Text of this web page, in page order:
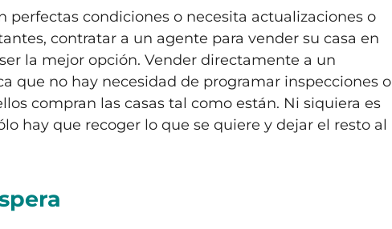
perfectas condiciones o necesita actualizaciones o
contratar a un agente para vender su casa en
la mejor opción. Vender directamente a un
que no hay necesidad de programar inspecciones o
compran las casas tal como están. Ni siquiera es
hay que recoger lo que se quiere y dejar el resto al